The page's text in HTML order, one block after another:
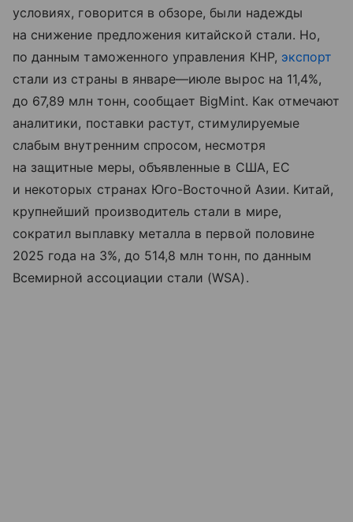
условиях, говорится в обзоре, были надежды
на снижение предложения китайской стали. Но,
по данным таможенного управления КНР, экспорт
стали из страны в январе—июле вырос на 11,4%,
до 67,89 млн тонн, сообщает BigMint. Как отмечают
аналитики, поставки растут, стимулируемые
слабым внутренним спросом, несмотря
на защитные меры, объявленные в США, ЕС
и некоторых странах Юго-Восточной Азии. Китай,
крупнейший производитель стали в мире,
сократил выплавку металла в первой половине
2025 года на 3%, до 514,8 млн тонн, по данным
Всемирной ассоциации стали (WSA).